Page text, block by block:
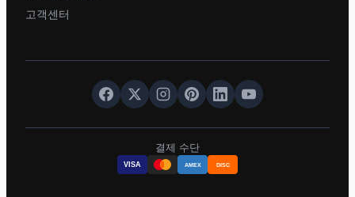
고객센터
결제 수단
VISA AMEX DISC